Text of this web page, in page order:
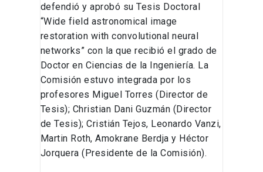
defendió y aprobó su Tesis Doctoral
“Wide field astronomical image
restoration with convolutional neural
networks” con la que recibió el grado de
Doctor en Ciencias de la Ingeniería. La
Comisión estuvo integrada por los
profesores Miguel Torres (Director de
Tesis); Christian Dani Guzmán (Director
de Tesis); Cristián Tejos, Leonardo Vanzi,
Martin Roth, Amokrane Berdja y Héctor
Jorquera (Presidente de la Comisión).